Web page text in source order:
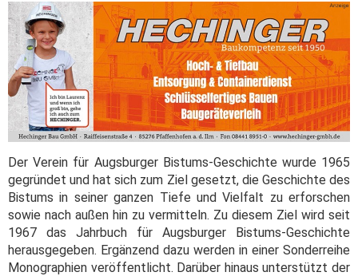
Der Verein für Augsburger Bistums-Geschichte wurde 1965
gegründet und hat sich zum Ziel gesetzt, die Geschichte des
Bistums in seiner ganzen Tiefe und Vielfalt zu erforschen
sowie nach außen hin zu vermitteln. Zu diesem Ziel wird seit
1967 das Jahrbuch für Augsburger Bistums-Geschichte
herausgegeben. Ergänzend dazu werden in einer Sonderreihe
Monographien veröffentlicht. Darüber hinaus unterstützt der